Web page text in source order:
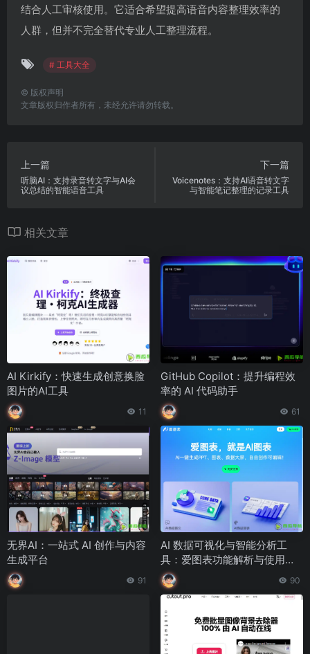
结合人工审核使用。它适合希望提高语音内容整理效率的
人群，但并不完全替代专业人工整理流程。
# 工具大全
© 版权声明
文章版权归作者所有，未经允许请勿转载。
上一篇
听脑AI：支持录音转文字与AI会
议总结的智能语音工具
下一篇
Voicenotes：支持AI语音转文字
与智能笔记整理的记录工具
相关文章
AI Kirkify：快速生成创意换脸
图片的AI工具
11
GitHub Copilot：提升编程效
率的 AI 代码助手
61
无界AI：一站式 AI 创作与内容
生成平台
91
AI 数据可视化与智能分析工
具：爱图表功能解析与使用指
南
90